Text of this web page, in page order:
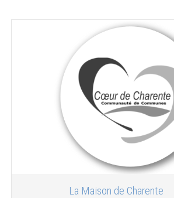
La Maison de Charente